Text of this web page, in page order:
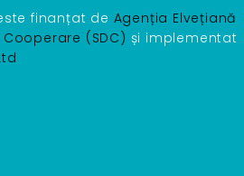
finanțat de Agenția Elvețiană
(SDC) și implementat